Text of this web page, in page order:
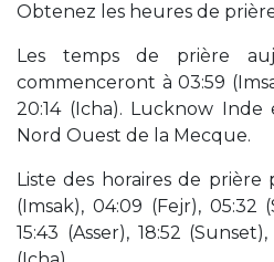
Obtenez les heures de
Les temps de prière
commenceront à 03:59
20:14 (Icha). Lucknow Inde
Nord Ouest de la Mecque.
Liste des horaires de
(Imsak), 04:09 (Fejr), 05:32
15:43 (Asser), 18:52